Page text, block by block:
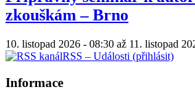
zkouškám – Brno
10. listopad 2026 - 08:30 až 11. listopad
RSS – Události (přihlásit)
Informace